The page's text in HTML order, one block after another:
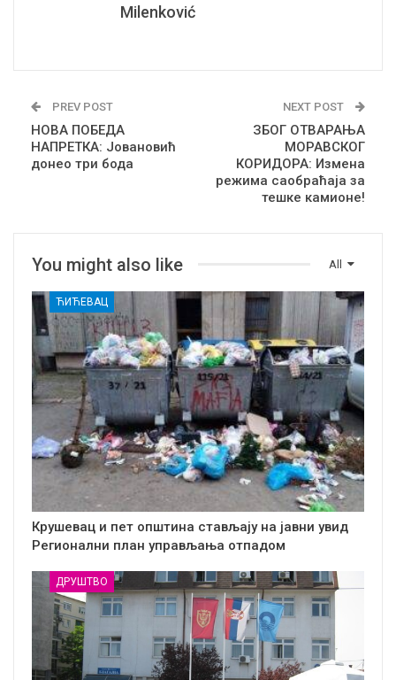
Milenković
PREV POST
НОВА ПОБЕДА
НАПРЕТКА: Јовановић
донео три бода
NEXT POST
ЗБОГ ОТВАРАЊА
МОРАВСКОГ
КОРИДОРА: Измена
режима саобраћаја за
тешке камионе!
All
You might also like
ЋИЋЕВАЦ
Крушевац и пет општина стављају на јавни увид
Регионални план управљања отпадом
ДРУШТВО